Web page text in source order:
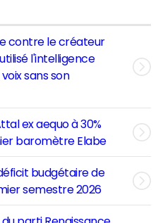
contre le créateur
l'intelligence
sans son
ex aequo à 30%
baromètre Elabe
budgétaire de
semestre 2026